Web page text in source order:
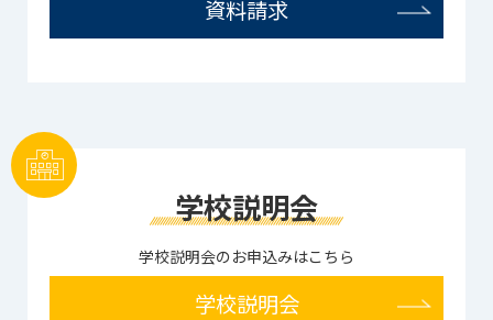
資料請求
学校説明会
学校説明会のお申込みはこちら
学校説明会